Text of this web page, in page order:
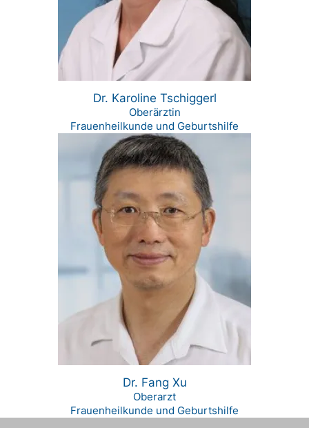
Dr. Karoline Tschiggerl
Oberärztin
Frauenheilkunde und Geburtshilfe
Dr. Fang Xu
Oberarzt
Frauenheilkunde und Geburtshilfe